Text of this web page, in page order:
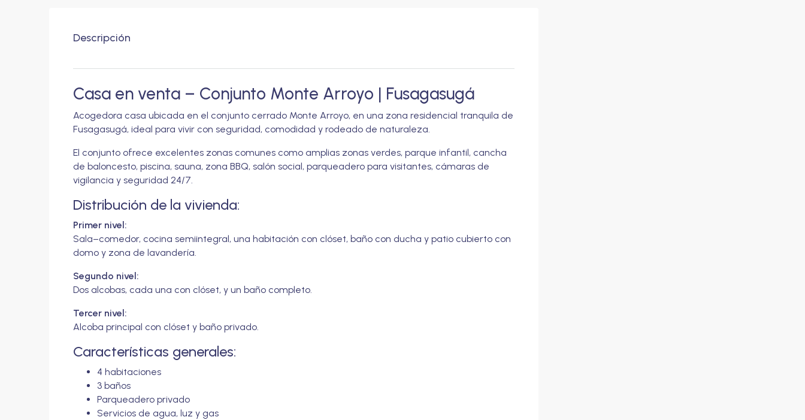
Descripción
Casa en venta – Conjunto Monte Arroyo | Fusagasugá
Acogedora casa ubicada en el conjunto cerrado Monte Arroyo, en una zona residencial tranquila de
Fusagasugá, ideal para vivir con seguridad, comodidad y rodeado de naturaleza.
El conjunto ofrece excelentes zonas comunes como amplias zonas verdes, parque infantil, cancha
de baloncesto, piscina, sauna, zona BBQ, salón social, parqueadero para visitantes, cámaras de
vigilancia y seguridad 24/7.
Distribución de la vivienda:
Primer nivel:
Sala–comedor, cocina semiintegral, una habitación con clóset, baño con ducha y patio cubierto con
domo y zona de lavandería.
Segundo nivel:
Dos alcobas, cada una con clóset, y un baño completo.
Tercer nivel:
Alcoba principal con clóset y baño privado.
Características generales:
4 habitaciones
3 baños
Parqueadero privado
Servicios de agua, luz y gas